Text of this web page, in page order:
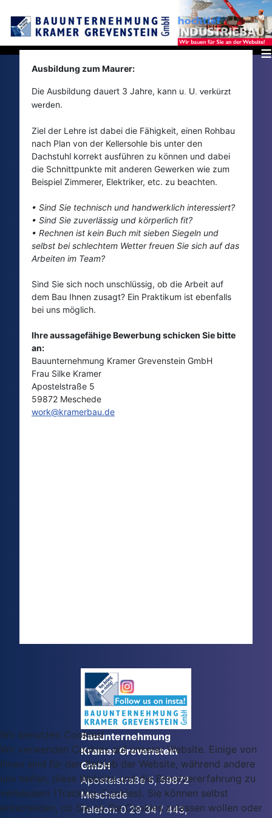
≡
Ausbildung zum Maurer:
Die Ausbildung dauert 3 Jahre, kann u . U. verkürzt
werden.
Ziel der Lehre ist dabei die Fähigkeit, einen Rohbau
nach Plan von der Kellersohle bis unter den
Dachstuhl korrekt ausführen zu können und dabei
die Schnittpunkte mit anderen Gewerken wie zum
Beispiel Zimmerer, Elektriker, etc. zu beachten.
• Sind Sie technisch und handwerklich interessiert?
• Sind Sie zuverlässig und körperlich fit?
• Rechnen ist kein Buch mit sieben Siegeln und
selbst bei schlechtem Wetter freuen Sie sich auf das
Arbeiten im Team?
Sind Sie sich noch unschlüssig, ob die Arbeit auf
dem Bau Ihnen zusagt? Ein Praktikum ist ebenfalls
bei uns möglich.
Ihre aussagefähige Bewerbung schicken Sie bitte
an:
Bauunternehmung Kramer Grevenstein GmbH
Frau Silke Kramer
Apostelstraße 5
59872 Meschede
work@kramerbau.de
Bauunternehmung
Kramer Grevenstein
GmbH
Apostelstraße 5, 59872
Meschede
Telefon: 0 29 34 / 443,
Wir benutzen Cookies!
Wir verwenden Cookies auf unserer Website. Einige von
ihnen sind für den Betrieb der Website, während andere
uns helfen, diese Website und die Benutzererfahrung zu
verbessern (Tracking-Cookies). Sie können selbst
entscheiden, ob Sie ob Sie Cookies zulassen wollen oder